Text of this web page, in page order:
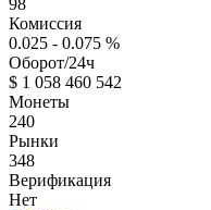
Комиссия
0.025 - 0.075 %
Оборот/24ч
$ 1 058 460 542
Монеты
240
Рынки
348
Верификация
Нет